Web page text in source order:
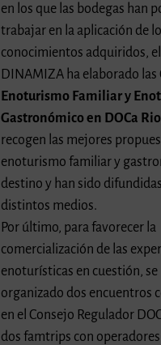
en los que las bodegas han
trabajar en la aplicación de
conocimientos adquiridos,
DINAMIZA ha elaborado las
Enoturismo Familiar y
Gastronómico en DOCa
recogen las mejores
enoturismo familiar y
destino y han sido
distintos medios.
Por último, para favorecer la
comercialización de las
enoturísticas en cuestión, se
organizado dos encuentros
en el Consejo Regulador
dos famtrips con operadores